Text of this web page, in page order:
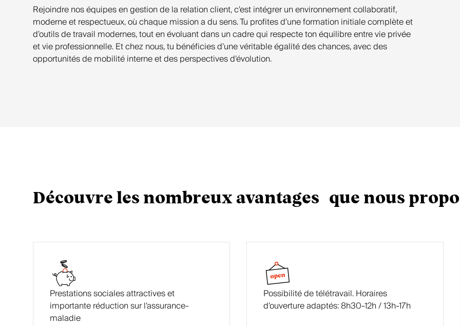
Rejoindre nos équipes en gestion de la relation client, c’est intégrer un environnement collaboratif,
moderne et respectueux, où chaque mission a du sens. Tu profites d’une formation initiale complète et
d’outils de travail modernes, tout en évoluant dans un cadre qui respecte ton équilibre entre vie privée
et vie professionnelle. Et chez nous, tu bénéficies d’une véritable égalité des chances, avec des
opportunités de mobilité interne et des perspectives d’évolution.
Découvre les nombreux avantages que nous
Prestations sociales attractives et
importante réduction sur l’assurance-
maladie
Possibilité de télétravail. Horaires
d’ouverture adaptés: 8h30-12h / 13h-17h